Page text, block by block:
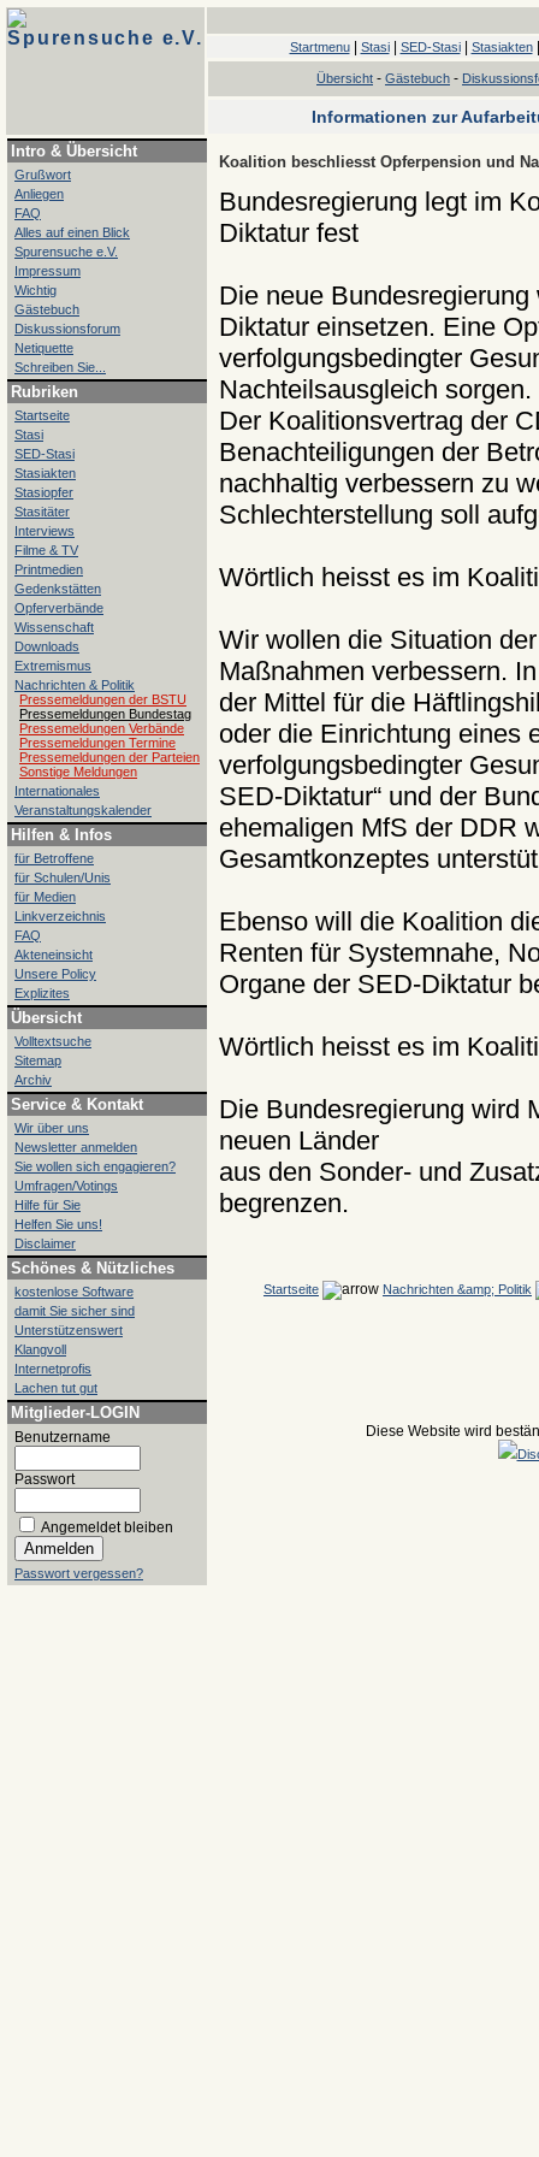
Spurensuche e.V. Startmenu| Stasi| SED-Stasi| Stasiakten
Übersicht - Gästebuch -
Informationen zur
Intro & Übersicht
Grußwort
Anliegen
FAQ
Alles auf einen Blick
Spurensuche e.V.
Impressum
Wichtig
Gästebuch
Diskussionsforum
Netiquette
Schreiben Sie...
Rubriken
Startseite
Stasi
SED-Stasi
Stasiakten
Stasiopfer
Stasitäter
Interviews
Filme & TV
Printmedien
Gedenkstätten
Opferverbände
Wissenschaft
Downloads
Extremismus
Nachrichten & Politik
Pressemeldungen der BSTU
Pressemeldungen Bundestag
Pressemeldungen Verbände
Pressemeldungen Termine
Pressemeldungen der Parteien
Sonstige Meldungen
Internationales
Veranstaltungskalender
Hilfen & Infos
für Betroffene
für Schulen/Unis
für Medien
Linkverzeichnis
FAQ
Akteneinsicht
Unsere Policy
Explizites
Übersicht
Volltextsuche
Sitemap
Archiv
Service & Kontakt
Wir über uns
Newsletter anmelden
Sie wollen sich engagieren?
Umfragen/Votings
Hilfe für Sie
Helfen Sie uns!
Disclaimer
Schönes & Nützliches
kostenlose Software
damit Sie sicher sind
Unterstützenswert
Klangvoll
Internetprofis
Lachen tut gut
Mitglieder-LOGIN
Benutzername
Passwort
Angemeldet bleiben
Passwort vergessen?
Koalition beschliesst Opferpension und
Bundesregierung legt im
Diktatur fest
Die neue
Diktatur einsetzen. Eine
verfolgungsbedingter
Nachteilsausgleich sorgen.
Der Koalitionsvertrag der
Benachteiligungen der
nachhaltig verbessern zu
Schlechterstellung soll
Wörtlich heisst es im
Wir wollen die Situation
Maßnahmen verbessern.
der Mittel für die
oder die Einrichtung eines
verfolgungsbedingter
SED-Diktatur“ und der
ehemaligen MfS der DDR
Gesamtkonzeptes
Ebenso will die Koalition
Renten für Systemnahe,
Organe der SED-Diktatur
Wörtlich heisst es im
Die Bundesregierung wird
neuen Länder
aus den Sonder- und
begrenzen.
Startseite Nachrichten &amp; Politik
Diese Website wird